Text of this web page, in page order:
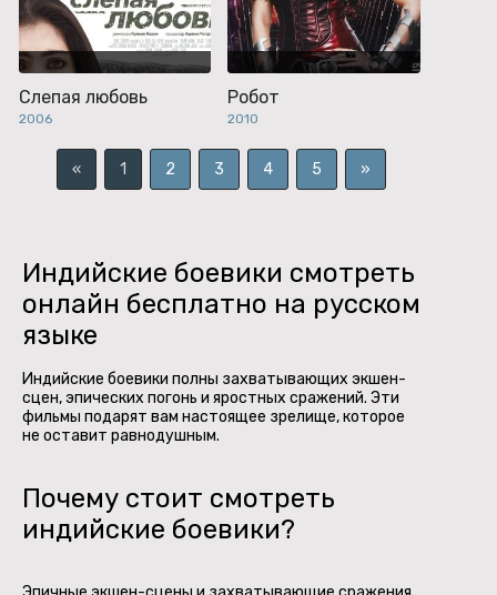
Слепая любовь
2006
Робот
2010
« 1 2 3 4 5 »
Индийские боевики смотреть
онлайн бесплатно на русском
языке
Индийские боевики полны захватывающих экшен-
сцен, эпических погонь и яростных сражений. Эти
фильмы подарят вам настоящее зрелище, которое
не оставит равнодушным.
Почему стоит смотреть
индийские боевики?